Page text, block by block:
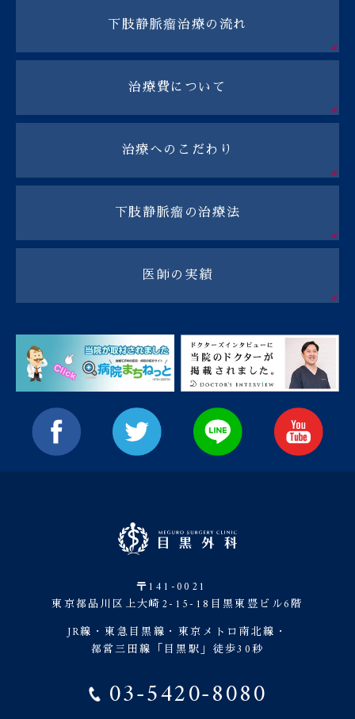
下肢静脈瘤治療の流れ
治療費について
治療へのこだわり
下肢静脈瘤の治療法
医師の実績
〒141-0021
東京都品川区上大崎2-15-18目黒東豊ビル6階
JR線・東急目黒線・東京メトロ南北線・
都営三田線「目黒駅」徒歩30秒
03-5420-8080